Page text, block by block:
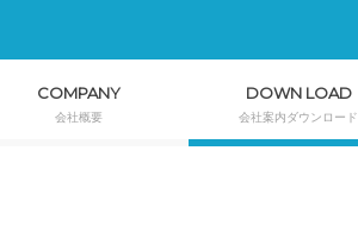
COMPANY
会社概要
DOWN LOAD
会社案内ダウンロード